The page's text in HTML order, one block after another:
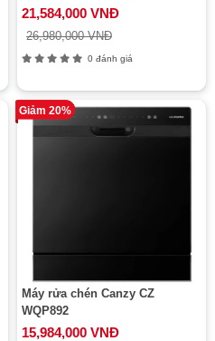
21,584,000 VNĐ
26,980,000 VNĐ
0 đánh giá
Giảm 20%
Máy rửa chén Canzy CZ
WQP892
15,984,000 VNĐ